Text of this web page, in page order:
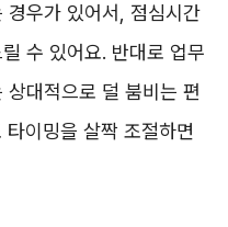
경우가 있어서, 점심시간
수 있어요. 반대로 업무
대적으로 덜 붐비는 편
이밍을 살짝 조절하면